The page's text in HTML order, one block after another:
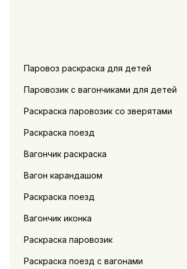
Паровоз раскраска для детей
Паровозик с вагончиками для детей
Раскраска паровозик со зверятами
Раскраска поезд
Вагончик раскраска
Вагон карандашом
Раскраска поезд
Вагончик иконка
Раскраска паровозик
Раскраска поезд с вагонами